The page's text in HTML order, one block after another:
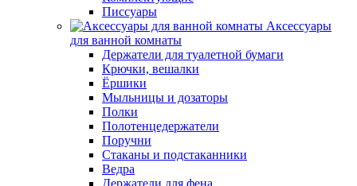
Писсуары
Аксессуары
для ванной комнаты
Держатели для туалетной бумаги
Крючки, вешалки
Ёршики
Мыльницы и дозаторы
Полки
Полотенцедержатели
Поручни
Стаканы и подстаканники
Ведра
Держатели для фена